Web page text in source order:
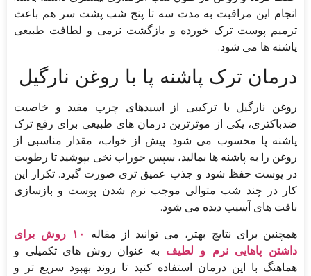
انجام این مراقبت به مدت سه تا پنج شب پشت سر هم باعث
ترمیم پوست ترک خورده و بازگشت نرمی و لطافت طبیعی
پاشنه ها می شود.
درمان ترک پاشنه پا با روغن نارگیل
روغن نارگیل با ترکیبی از اسیدهای چرب مفید و خاصیت
ضدباکتری، یکی از موثرترین درمان های طبیعی برای رفع ترک
پاشنه پا محسوب می شود. پیش از خواب، مقدار مناسبی از
روغن را به پاشنه ها بمالید، سپس جوراب نخی بپوشید تا رطوبت
در پوست حفظ شود و جذب عمیق تری صورت گیرد. تکرار این
کار در چند شب متوالی موجب نرم شدن پوست و بازسازی
بافت های آسیب دیده می شود.
همچنین برای نتایج بهتر، می توانید از مقاله
۱۰ روش برای
داشتن پاهایی نرم و لطیف به عنوان روش های تکمیلی و
هماهنگ با این درمان استفاده کنید تا روند بهبود سریع تر و